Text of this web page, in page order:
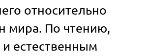
относительно
мира. По чтению,
естественным